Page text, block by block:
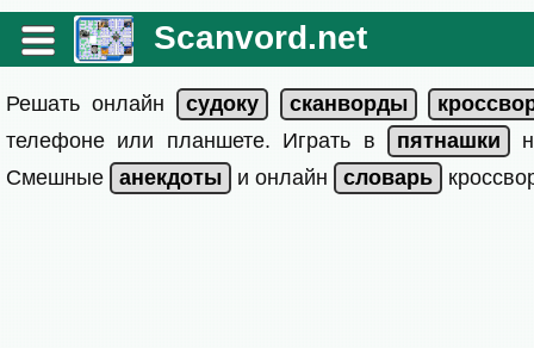
Scanvord.net
Решать онлайн
телефоне или планшете. Играть в
Смешные
и онлайн